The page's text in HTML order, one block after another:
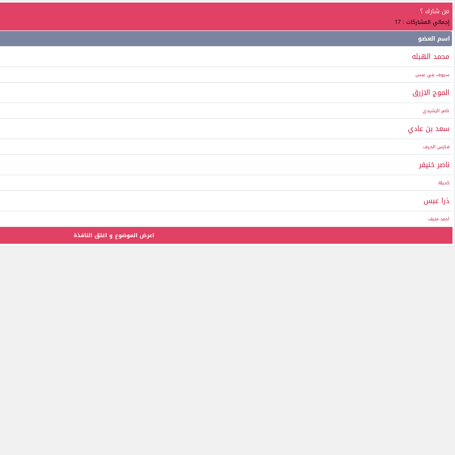
من شارك ؟
إجمالي المشاركات : 17
اسم العضو
محمد الهبله
سيوف بني عبس
الموج الازرق
ناصر الرشيدي
سعد بن عادي
فـارس الحـرف
ناصر خنيفر
كحيلة
ذرا عبس
احمد منيف
اعرض الموضوع و اغلق النافذة